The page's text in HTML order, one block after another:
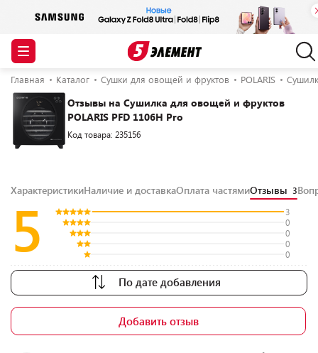
Главная Каталог Сушки для овощей и фруктов POLARIS
Отзывы на Сушилка для овощей и фруктов
POLARIS PFD 1106H Pro
Код товара: 235156
ХарактеристикиНаличие и доставкаОплата частямиОтзывы 3
5
3
0
0
0
0
По дате добавления
Добавить отзыв